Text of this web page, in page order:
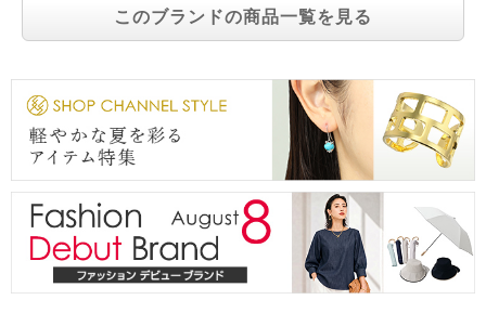
このブランドの商品一覧を見る